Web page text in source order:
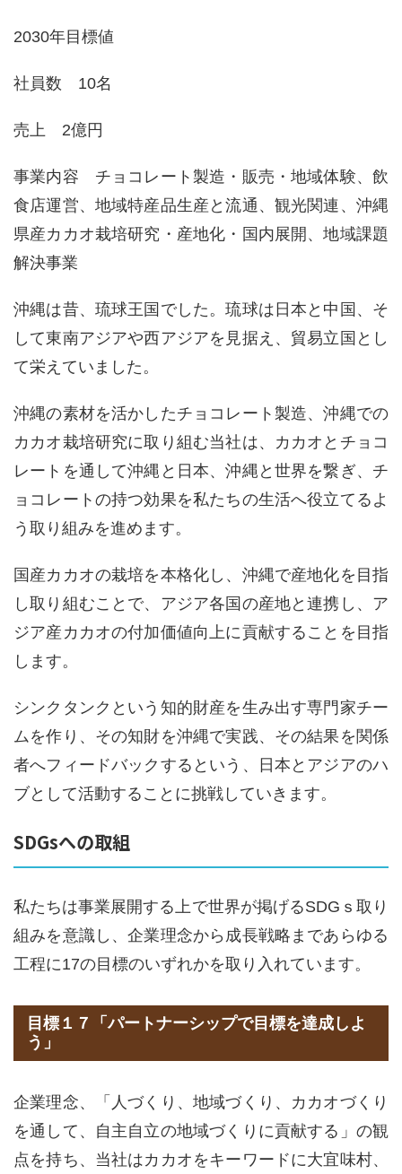
2030年目標値
社員数 10名
売上 2億円
事業内容 チョコレート製造・販売・地域体験、飲
食店運営、地域特産品生産と流通、観光関連、沖縄
県産カカオ栽培研究・産地化・国内展開、地域課題
解決事業
沖縄は昔、琉球王国でした。琉球は日本と中国、そ
して東南アジアや西アジアを見据え、貿易立国とし
て栄えていました。
沖縄の素材を活かしたチョコレート製造、沖縄での
カカオ栽培研究に取り組む当社は、カカオとチョコ
レートを通して沖縄と日本、沖縄と世界を繋ぎ、チ
ョコレートの持つ効果を私たちの生活へ役立てるよ
う取り組みを進めます。
国産カカオの栽培を本格化し、沖縄で産地化を目指
し取り組むことで、アジア各国の産地と連携し、ア
ジア産カカオの付加価値向上に貢献することを目指
します。
シンクタンクという知的財産を生み出す専門家チー
ムを作り、その知財を沖縄で実践、その結果を関係
者へフィードバックするという、日本とアジアのハ
ブとして活動することに挑戦していきます。
SDGsへの取組
私たちは事業展開する上で世界が掲げるSDGｓ取り
組みを意識し、企業理念から成長戦略まであらゆる
工程に17の目標のいずれかを取り入れています。
目標１７「パートナーシップで目標を達成しよ
う」
企業理念、「人づくり、地域づくり、カカオづくり
を通して、自主自立の地域づくりに貢献する」の観
点を持ち、当社はカカオをキーワードに大宜味村、